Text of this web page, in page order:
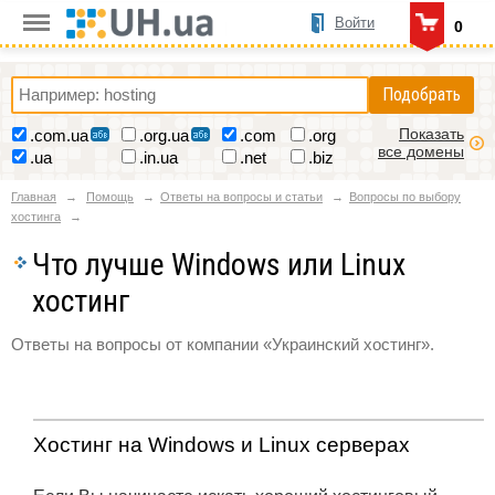
0
Войти
Подобрать
.com.ua .org.ua .com
.org
.ua
.in.ua .net .biz
Показать
все домены
Главная Помощь Ответы на вопросы и статьи
Вопросы по выбору
хостинга
Что лучше Windows или Linux
хостинг
Ответы на вопросы от компании «Украинский хостинг».
Хостинг на Windows и Linux серверах